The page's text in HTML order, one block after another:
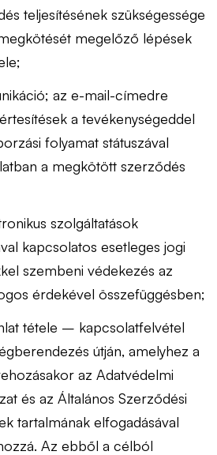
teljesítésének szükségessége
megelőző lépések
az e-mail-címedre
a tevékenységeddel
folyamat státuszával
a megkötött szerződés
szolgáltatások
kapcsolatos esetleges jogi
szembeni védekezés az
érdekével összefüggésben;
tétele – kapcsolatfelvétel
útján, amelyhez a
az Adatvédelmi
és az Általános Szerződési
tartalmának elfogadásával
Az ebből a célból